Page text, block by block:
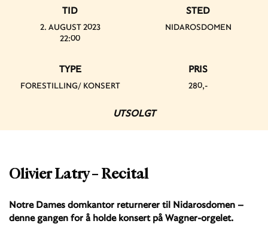
Olivier Latry – Recital
Notre Dames domkantor returnerer til Nidarosdomen –
denne gangen for å holde konsert på Wagner-orgelet.
TID
2. AUGUST 2023
22:00
STED
NIDAROSDOMEN
TYPE
FORESTILLING/ KONSERT
PRIS
280,-
UTSOLGT